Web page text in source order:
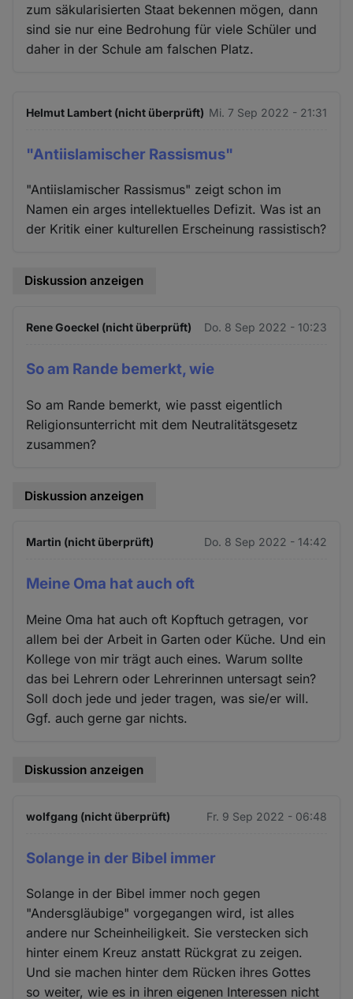
zum säkularisierten Staat bekennen mögen, dann
sind sie nur eine Bedrohung für viele Schüler und
daher in der Schule am falschen Platz.
Helmut Lambert (nicht überprüft) Mi. 7 Sep 2022 - 21:31
"Antiislamischer Rassismus"
"Antiislamischer Rassismus" zeigt schon im
Namen ein arges intellektuelles Defizit. Was ist an
der Kritik einer kulturellen Erscheinung rassistisch?
Diskussion anzeigen
Rene Goeckel (nicht überprüft) Do. 8 Sep 2022 - 10:23
So am Rande bemerkt, wie
So am Rande bemerkt, wie passt eigentlich
Religionsunterricht mit dem Neutralitätsgesetz
zusammen?
Diskussion anzeigen
Martin (nicht überprüft) Do. 8 Sep 2022 - 14:42
Meine Oma hat auch oft
Meine Oma hat auch oft Kopftuch getragen, vor
allem bei der Arbeit in Garten oder Küche. Und ein
Kollege von mir trägt auch eines. Warum sollte
das bei Lehrern oder Lehrerinnen untersagt sein?
Soll doch jede und jeder tragen, was sie/er will.
Ggf. auch gerne gar nichts.
Diskussion anzeigen
wolfgang (nicht überprüft) Fr. 9 Sep 2022 - 06:48
Solange in der Bibel immer
Solange in der Bibel immer noch gegen
"Andersgläubige" vorgegangen wird, ist alles
andere nur Scheinheiligkeit. Sie verstecken sich
hinter einem Kreuz anstatt Rückgrat zu zeigen.
Und sie machen hinter dem Rücken ihres Gottes
so weiter, wie es in ihren eigenen Interessen nicht